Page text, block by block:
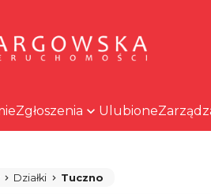
Zgłoszenia Ulubione
Działki Tuczno